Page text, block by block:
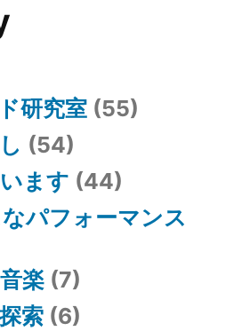
研究室 (55)
(54)
ます (44)
パフォーマンス
楽 (7)
索 (6)